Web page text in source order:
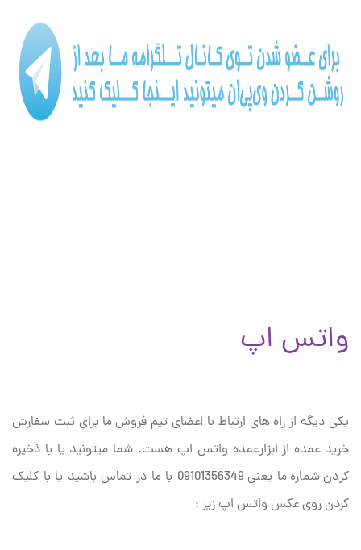
واتس اپ
یکی دیگه از راه های ارتباط با اعضای تیم فروش ما برای ثبت سفارش
خرید عمده از ابزارعمده واتس اپ هست. شما میتونید یا با ذخیره
کردن شماره ما یعنی 09101356349 با ما در تماس باشید یا با کلیک
کردن روی عکس واتس اپ زیر :